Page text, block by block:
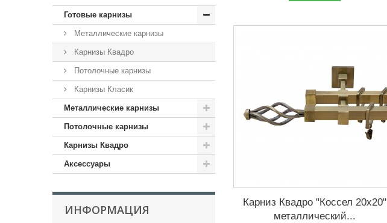
Готовые карнизы
Металлические карнизы
Карнизы Квадро
Потолочные карнизы
Карнизы Класик
Металлические карнизы
Потолочные карнизы
Карнизы Квадро
Аксессуары
ИНФОРМАЦИЯ
Карниз Квадро "Коссел 20х20"
металлический...